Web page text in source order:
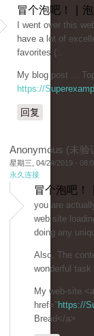
冒个泡吧！ |
I went over this
have a lot of
favorites (:.
My blog post ...
https://
回复
Anonymous (未验
星期三, 04/24/2019 -
永久连接
冒个泡吧！
you are
web site
doing any
Also, The
wonderful
My web-site <a
href=" https://
Bread</a>